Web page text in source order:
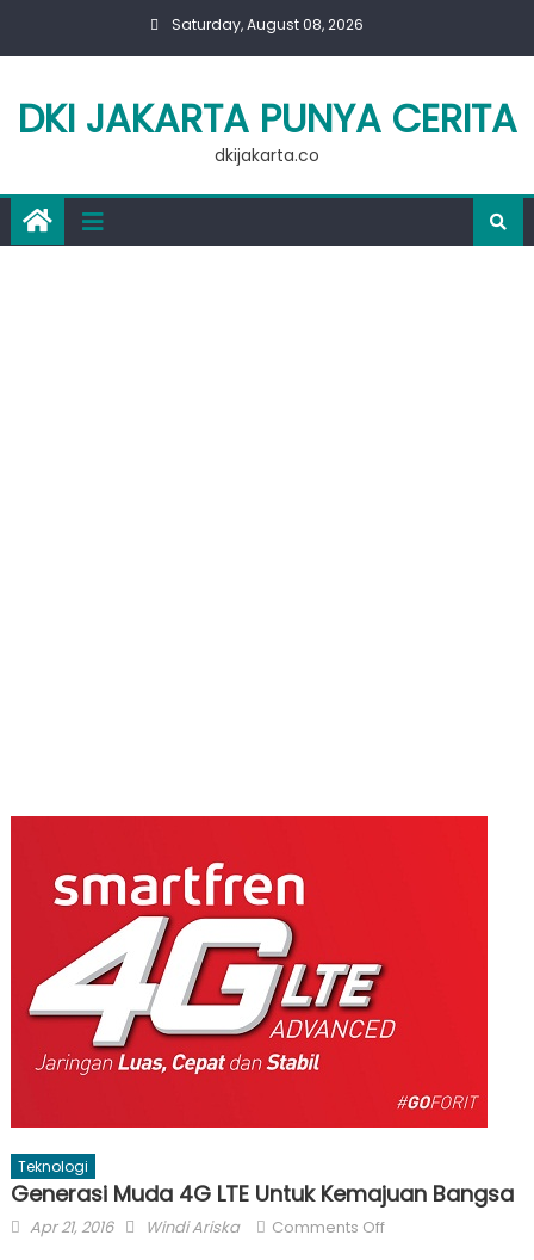
Saturday, August 08, 2026
DKI JAKARTA PUNYA CERITA
dkijakarta.co
Teknologi
Generasi Muda 4G LTE Untuk Kemajuan Bangsa
Posted
Apr 21, 2016 Author
Windi Ariska Comments Offon